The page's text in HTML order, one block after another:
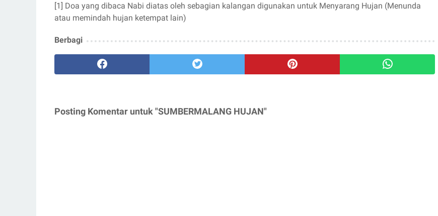
[1] Doa yang dibaca Nabi diatas oleh sebagian kalangan digunakan untuk Menyarang Hujan (Menunda
atau memindah hujan ketempat lain)
Berbagi
Posting Komentar untuk "SUMBERMALANG HUJAN"